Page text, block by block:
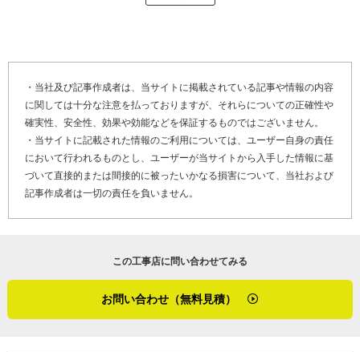
っかり聞き、お客さまの理想の施工ができるように努めて
います。また見積もり後は決して契約を急ぎません。
「屋根塗装は、金額の安くない工事です。どんなに高くて
良い塗料でも、お客さまに満足いただかなければ意味があ
りません。満足してもらえるように、しっかり話を聞いて
提案をしています」
「完工後も、何か不具合があればアフターフォローに参り
性重視で塗り替えを提案しますので、ぜひお気軽にご相談
・当社及び記事作成者は、当サイトに掲載されている記事や情報の内容
に関しては十分な注意を払っておりますが、それらについての正確性や
確実性、安全性、効果や効能などを保証するものではございません。
・当サイトに記載された情報のご利用については、ユーザー自身の責任
において行われるものとし、ユーザーが当サイトから入手した情報に基
づいて直接的または間接的に被ったいかなる損害について、当社および
記事作成者は一切の責任を負いません。
この工事店に問い合わせてみる
お問い合わせ（無料見積）